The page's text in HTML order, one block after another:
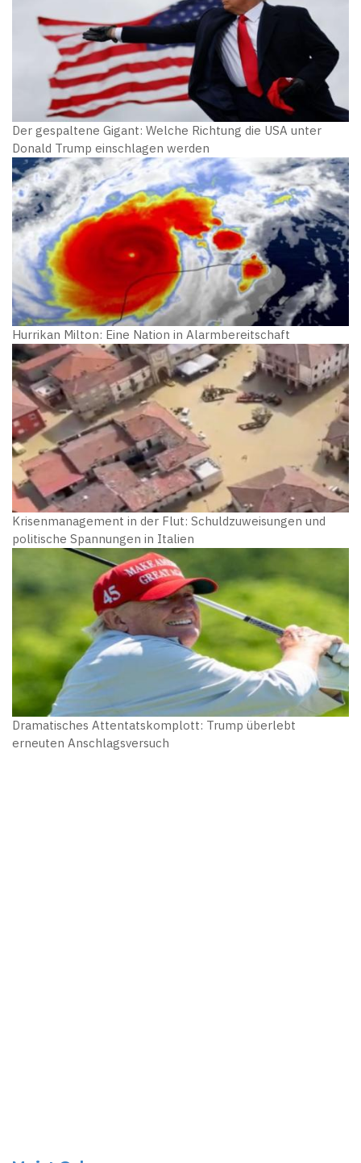
Der gespaltene Gigant: Welche Richtung die USA unter
Donald Trump einschlagen werden
Hurrikan Milton: Eine Nation in Alarmbereitschaft
Krisenmanagement in der Flut: Schuldzuweisungen und
politische Spannungen in Italien
Dramatisches Attentatskomplott: Trump überlebt
erneuten Anschlagsversuch